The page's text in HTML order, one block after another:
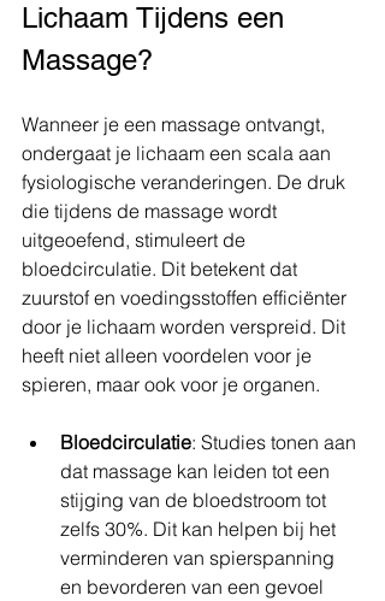
Lichaam Tijdens een
Massage?
Wanneer je een massage ontvangt,
ondergaat je lichaam een scala aan
fysiologische veranderingen. De druk
die tijdens de massage wordt
uitgeoefend, stimuleert de
bloedcirculatie. Dit betekent dat
zuurstof en voedingsstoffen efficiënter
door je lichaam worden verspreid. Dit
heeft niet alleen voordelen voor je
spieren, maar ook voor je organen.
Bloedcirculatie: Studies tonen aan
dat massage kan leiden tot een
stijging van de bloedstroom tot
zelfs 30%. Dit kan helpen bij het
verminderen van spierspanning
en bevorderen van een gevoel